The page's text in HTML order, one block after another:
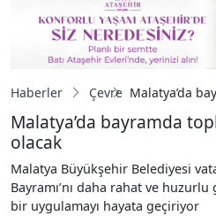
Haberler Çevre Malatya’da
Malatya’da bayramda
olacak
Malatya Büyükşehir Belediyesi
Bayramı’nı daha rahat ve
bir uygulamayı hayata geçiriyor